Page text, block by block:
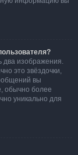
два изображения.
это звёздочки,
вы
обычно более
уникально для